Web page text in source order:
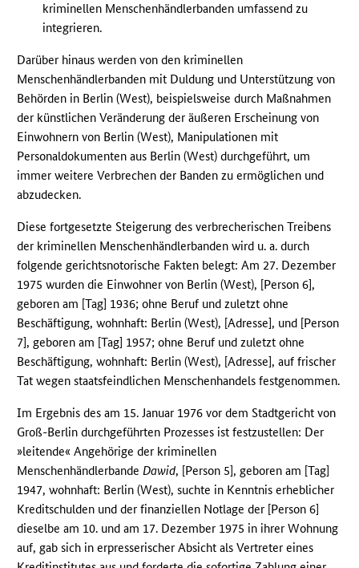
kriminellen Menschenhändlerbanden umfassend zu
integrieren.
Darüber hinaus werden von den kriminellen
Menschenhändlerbanden mit Duldung und Unterstützung von
Behörden in Berlin (West), beispielsweise durch Maßnahmen
der künstlichen Veränderung der äußeren Erscheinung von
Einwohnern von Berlin (West), Manipulationen mit
Personaldokumenten aus Berlin (West) durchgeführt, um
immer weitere Verbrechen der Banden zu ermöglichen und
abzudecken.
Diese fortgesetzte Steigerung des verbrecherischen Treibens
der kriminellen Menschenhändlerbanden wird u. a. durch
folgende gerichtsnotorische Fakten belegt: Am 27. Dezember
1975 wurden die Einwohner von Berlin (West), [Person 6],
geboren am [Tag] 1936; ohne Beruf und zuletzt ohne
Beschäftigung, wohnhaft: Berlin (West), [Adresse], und [Person
7], geboren am [Tag] 1957; ohne Beruf und zuletzt ohne
Beschäftigung, wohnhaft: Berlin (West), [Adresse], auf frischer
Tat wegen staatsfeindlichen Menschenhandels festgenommen.
Im Ergebnis des am 15. Januar 1976 vor dem Stadtgericht von
Groß-Berlin durchgeführten Prozesses ist festzustellen: Der
»leitende« Angehörige der kriminellen
MenschenhändlerbandeDawid, [Person 5], geboren am [Tag]
1947, wohnhaft: Berlin (West), suchte in Kenntnis erheblicher
Kreditschulden und der finanziellen Notlage der [Person 6]
dieselbe am 10. und am 17. Dezember 1975 in ihrer Wohnung
auf, gab sich in erpresserischer Absicht als Vertreter eines